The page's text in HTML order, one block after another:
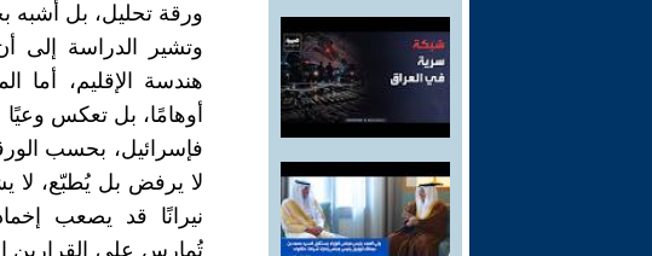
ورقة تحليل، بل
وتشير الدراسة إلى
هندسة الإقليم، أما
أوهامًا، بل تعكس وعيًا
فإسرائيل، بحسب
لا يرفض بل يُطبّع، لا
نيرانًا قد يصعب
تُمارس على القرارين